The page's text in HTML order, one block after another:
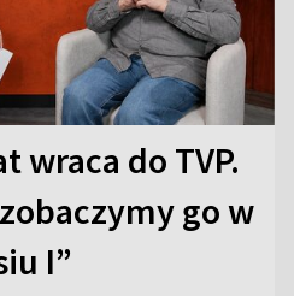
wraca do TVP.
go w
I”